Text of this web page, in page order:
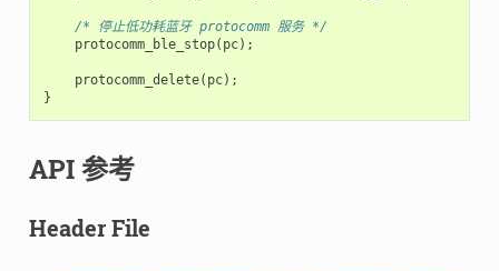
/* 停止低功耗蓝牙 protocomm 服务 */
protocomm_ble_stop( pc);
protocomm_delete( pc);
}
API 参考
Header File